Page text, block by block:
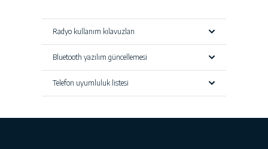
Radyo kullanım kılavuzları
Bluetooth yazılım güncellemesi
Telefon uyumluluk listesi